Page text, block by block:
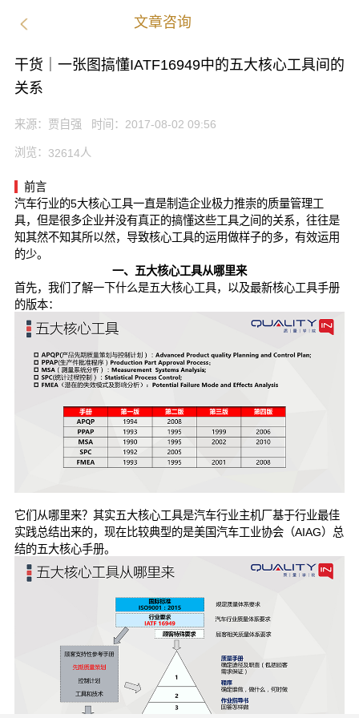
文章咨询
干货｜一张图搞懂IATF16949中的五大核心工具间的
关系
来源： 贾自强 时间： 2017-08-02 09:56
浏览： 32614人
前言
汽车行业的5大核心工具一直是制造企业极力推崇的质量管理工
具，但是很多企业并没有真正的搞懂这些工具之间的关系，往往是
知其然不知其所以然，导致核心工具的运用做样子的多，有效运用
的少。
一、五大核心工具从哪里来
首先，我们了解一下什么是五大核心工具，以及最新核心工具手册
的版本：
它们从哪里来？其实五大核心工具是汽车行业主机厂基于行业最佳
实践总结出来的，现在比较典型的是美国汽车工业协会（AIAG）总
结的五大核心手册。